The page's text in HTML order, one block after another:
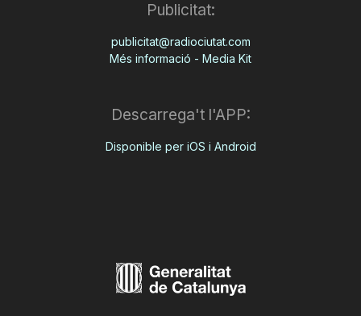
Publicitat:
publicitat@radiociutat.com
Més informació - Media Kit
Descarrega't l'APP:
Disponible per iOS i Android